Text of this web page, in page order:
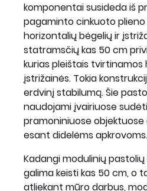
komponentai susideda iš
pagaminto cinkuoto
horizontalių bėgelių ir
statramsčių kas 50 cm
kurias pleištais tvirtinamos
įstrižainės. Tokia
erdvinį stabilumą. Šie
naudojami įvairiuose
pramoniniuose
esant didelėms apkrovoms.
Kadangi modulinių
galima keisti kas 50 cm, o
atliekant mūro darbus,